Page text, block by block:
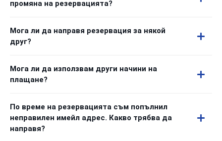
промяна на резервацията?
Мога ли да направя резервация за някой
друг?
Мога ли да използвам други начини на
плащане?
По време на резервацията съм попълнил
неправилен имейл адрес. Какво трябва да
направя?